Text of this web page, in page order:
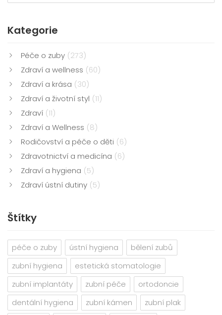
Kategorie
Péče o zuby (273)
Zdraví a wellness (60)
Zdraví a krása (30)
Zdraví a životní styl (11)
Zdraví (11)
Zdraví a Wellness (8)
Rodičovství a péče o děti (6)
Zdravotnictví a medicína (6)
Zdraví a hygiena (5)
Zdraví ústní dutiny (5)
Štítky
péče o zuby ústní hygiena
bělení zubů
zubní hygiena
estetická stomatologie
zubní implantáty
zubní péče
ortodoncie
dentální hygiena
zubní kámen
zubní plak